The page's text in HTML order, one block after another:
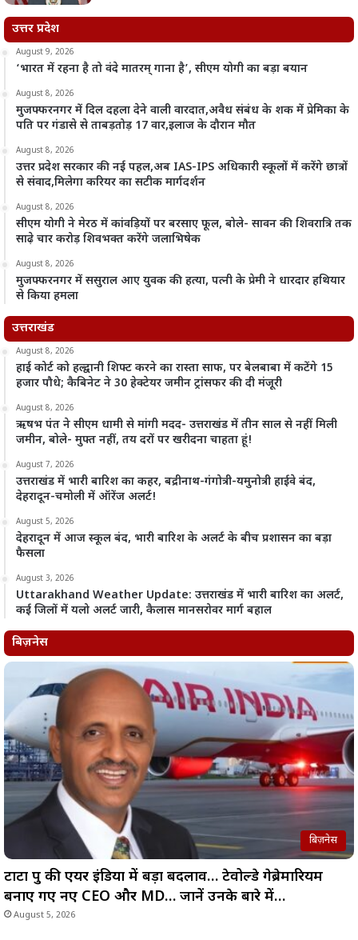
उत्तर प्रदेश
August 9, 2026
‘भारत में रहना है तो वंदे मातरम् गाना है’, सीएम योगी का बड़ा बयान
August 8, 2026
मुजफ्फरनगर में दिल दहला देने वाली वारदात,अवैध संबंध के शक में प्रेमिका के
पति पर गंडासे से ताबड़तोड़ 17 वार,इलाज के दौरान मौत
August 8, 2026
उत्तर प्रदेश सरकार की नई पहल,अब IAS-IPS अधिकारी स्कूलों में करेंगे छात्रों
से संवाद,मिलेगा करियर का सटीक मार्गदर्शन
August 8, 2026
सीएम योगी ने मेरठ में कांवड़ियों पर बरसाए फूल, बोले- सावन की शिवरात्रि तक
साढ़े चार करोड़ शिवभक्त करेंगे जलाभिषेक
August 8, 2026
मुजफ्फरनगर में ससुराल आए युवक की हत्या, पत्नी के प्रेमी ने धारदार हथियार
से किया हमला
उत्तराखंड
August 8, 2026
हाई कोर्ट को हल्द्वानी शिफ्ट करने का रास्ता साफ, पर बेलबाबा में कटेंगे 15
हजार पौधे; कैबिनेट ने 30 हेक्टेयर जमीन ट्रांसफर की दी मंजूरी
August 8, 2026
ऋषभ पंत ने सीएम धामी से मांगी मदद- उत्तराखंड में तीन साल से नहीं मिली
जमीन, बोले- मुफ्त नहीं, तय दरों पर खरीदना चाहता हूं!
August 7, 2026
उत्तराखंड में भारी बारिश का कहर, बद्रीनाथ-गंगोत्री-यमुनोत्री हाईवे बंद,
देहरादून-चमोली में ऑरेंज अलर्ट!
August 5, 2026
देहरादून में आज स्कूल बंद, भारी बारिश के अलर्ट के बीच प्रशासन का बड़ा
फैसला
August 3, 2026
Uttarakhand Weather Update: उत्तराखंड में भारी बारिश का अलर्ट,
कई जिलों में यलो अलर्ट जारी, कैलास मानसरोवर मार्ग बहाल
बिज़नेस
बिज़नेस
टाटा ग्रुप की एयर इंडिया में बड़ा बदलाव… टेवोल्डे गेब्रेमारियम
बनाए गए नए CEO और MD… जानें उनके बारे में…
August 5, 2026